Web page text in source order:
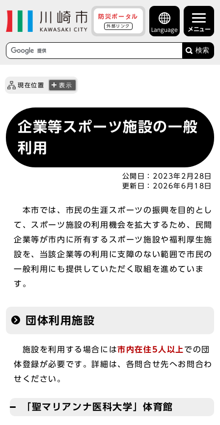
防災ポータル
外部リンク
Language メニュー
検索
現在位置 表示
企業等スポーツ施設の一般
利用
公開日： 2023年2月28日
更新日： 2026年6月18日
本市では、市民の生涯スポーツの振興を目的とし
て、スポーツ施設の利用機会を拡大するため、民間
企業等が市内に所有するスポーツ施設や福利厚生施
設を、当該企業等の利用に支障のない範囲で市民の
一般利用にも提供していただく取組を進めていま
す。
団体利用施設
施設を利用する場合には市内在住5人以上 での団
体登録が必要です。詳細は、各問合せ先へお問合わ
せください。
「聖マリアンナ医科大学」体育館